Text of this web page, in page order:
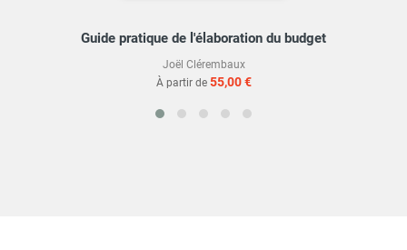
Guide pratique de l'élaboration du budget
Joël Clérembaux
À partir de 55,00 €